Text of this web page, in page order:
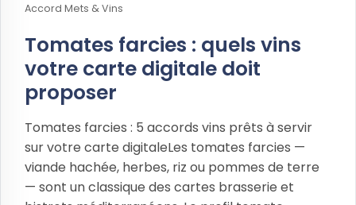
Accord Mets & Vins
Tomates farcies : quels vins
votre carte digitale doit
proposer
Tomates farcies : 5 accords vins prêts à servir
sur votre carte digitaleLes tomates farcies —
viande hachée, herbes, riz ou pommes de terre
— sont un classique des cartes brasserie et